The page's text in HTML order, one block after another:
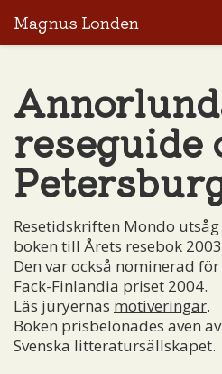
Magnus Londen
reseguide
Resetidskriften Mondo utsåg
boken till Årets resebok
Den var också nominerad för
Fack-Finlandia priset 2004.
Läs juryernas motiveringar.
Boken prisbelönades även av
Svenska litteratursällskapet.